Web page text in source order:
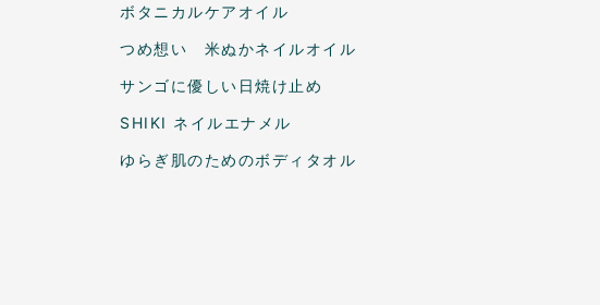
ボタニカルケアオイル
つめ想い 米ぬかネイルオイル
サンゴに優しい日焼け止め
SHIKI ネイルエナメル
ゆらぎ肌のためのボディタオル